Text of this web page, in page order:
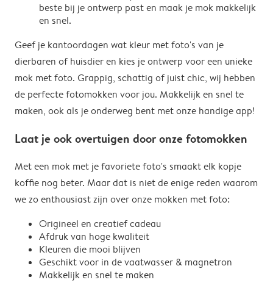
beste bij je ontwerp past en maak je mok makkelijk
en snel.
Geef je kantoordagen wat kleur met foto's van je
dierbaren of huisdier en kies je ontwerp voor een unieke
mok met foto. Grappig, schattig of juist chic, wij hebben
de perfecte fotomokken voor jou. Makkelijk en snel te
maken, ook als je onderweg bent met onze handige app!
Laat je ook overtuigen door onze fotomokken
Met een mok met je favoriete foto's smaakt elk kopje
koffie nog beter. Maar dat is niet de enige reden waarom
we zo enthousiast zijn over onze mokken met foto:
Origineel en creatief cadeau
Afdruk van hoge kwaliteit
Kleuren die mooi blijven
Geschikt voor in de vaatwasser & magnetron
Makkelijk en snel te maken